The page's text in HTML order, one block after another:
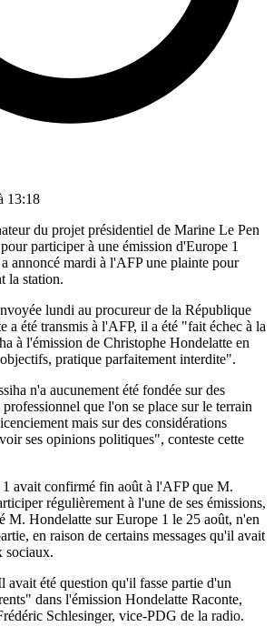
13:18
du projet présidentiel de Marine Le Pen
participer à une émission d'Europe 1
annoncé mardi à l'AFP une plainte pour
la station.
lundi au procureur de la République
a été transmis à l'AFP, il a été "fait échec à la
à l'émission de Christophe Hondelatte en
pratique parfaitement interdite".
n'a aucunement été fondée sur des
que l'on se place sur le terrain
mais sur des considérations
ses opinions politiques", conteste cette
avait confirmé fin août à l'AFP que M.
régulièrement à l'une de ses émissions,
M. Hondelatte sur Europe 1 le 25 août, n'en
en raison de certains messages qu'il avait
sociaux.
été question qu'il fasse partie d'un
dans l'émission Hondelatte Raconte,
Schlesinger, vice-PDG de la radio.